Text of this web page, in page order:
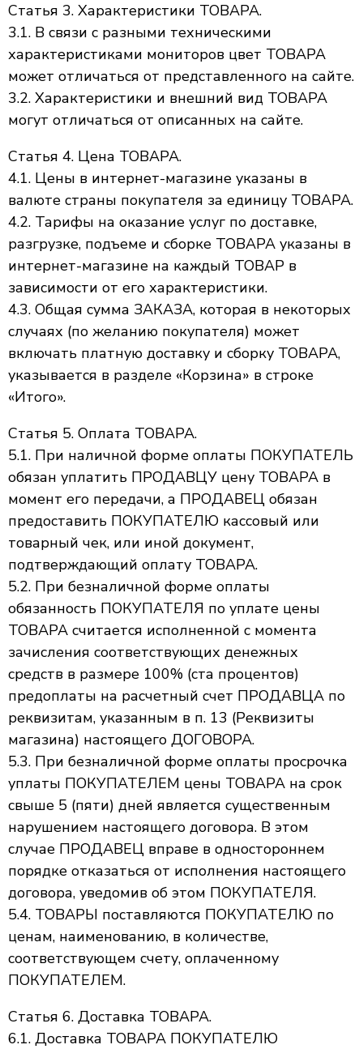
Статья 3. Характеристики ТОВАРА.
3.1. В связи с разными техническими
характеристиками мониторов цвет ТОВАРА
может отличаться от представленного на сайте.
3.2. Характеристики и внешний вид ТОВАРА
могут отличаться от описанных на сайте.
Статья 4. Цена ТОВАРА.
4.1. Цены в интернет-магазине указаны в
валюте страны покупателя за единицу ТОВАРА.
4.2. Тарифы на оказание услуг по доставке,
разгрузке, подъеме и сборке ТОВАРА указаны в
интернет-магазине на каждый ТОВАР в
зависимости от его характеристики.
4.3. Общая сумма ЗАКАЗА, которая в некоторых
случаях (по желанию покупателя) может
включать платную доставку и сборку ТОВАРА,
указывается в разделе «Корзина» в строке
«Итого».
Статья 5. Оплата ТОВАРА.
5.1. При наличной форме оплаты ПОКУПАТЕЛЬ
обязан уплатить ПРОДАВЦУ цену ТОВАРА в
момент его передачи, а ПРОДАВЕЦ обязан
предоставить ПОКУПАТЕЛЮ кассовый или
товарный чек, или иной документ,
подтверждающий оплату ТОВАРА.
5.2. При безналичной форме оплаты
обязанность ПОКУПАТЕЛЯ по уплате цены
ТОВАРА считается исполненной с момента
зачисления соответствующих денежных
средств в размере 100% (ста процентов)
предоплаты на расчетный счет ПРОДАВЦА по
реквизитам, указанным в п. 13 (Реквизиты
магазина) настоящего ДОГОВОРА.
5.3. При безналичной форме оплаты просрочка
уплаты ПОКУПАТЕЛЕМ цены ТОВАРА на срок
свыше 5 (пяти) дней является существенным
нарушением настоящего договора. В этом
случае ПРОДАВЕЦ вправе в одностороннем
порядке отказаться от исполнения настоящего
договора, уведомив об этом ПОКУПАТЕЛЯ.
5.4. ТОВАРЫ поставляются ПОКУПАТЕЛЮ по
ценам, наименованию, в количестве,
соответствующем счету, оплаченному
ПОКУПАТЕЛЕМ.
Статья 6. Доставка ТОВАРА.
6.1. Доставка ТОВАРА ПОКУПАТЕЛЮ